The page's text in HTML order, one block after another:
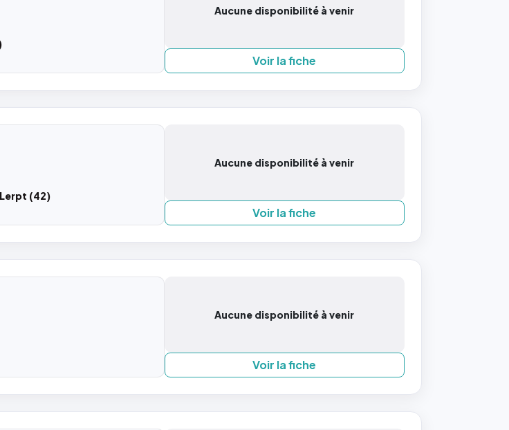
Aucune disponibilité à venir
Voir la fiche
(42)
Aucune disponibilité à venir
Voir la fiche
Aucune disponibilité à venir
Voir la fiche